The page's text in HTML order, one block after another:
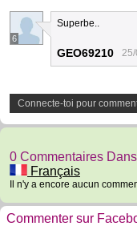
6
Superbe..
GEO69210
Connecte-toi pour
0 Commentaires
Français
Il n'y a encore aucun
Commenter sur